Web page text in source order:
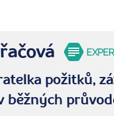
požitků,
běžných